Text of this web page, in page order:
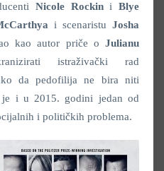
Nicole Rockini Blye
i scenaristuJosha
kao autor priče oJulianu
istraživački rad
da pedofilija ne bira niti
i u 2015. godini jedan od
i političkih problema.